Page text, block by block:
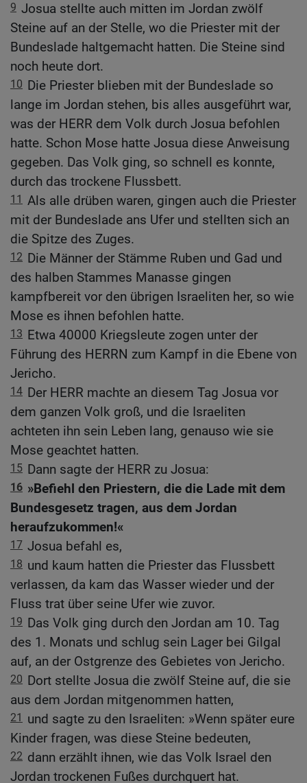
9 Josua stellte auch mitten im Jordan zwölf
Steine auf an der Stelle, wo die Priester mit der
Bundeslade haltgemacht hatten. Die Steine sind
noch heute dort.
10 Die Priester blieben mit der Bundeslade so
lange im Jordan stehen, bis alles ausgeführt war,
was der HERR dem Volk durch Josua befohlen
hatte. Schon Mose hatte Josua diese Anweisung
gegeben. Das Volk ging, so schnell es konnte,
durch das trockene Flussbett.
11 Als alle drüben waren, gingen auch die Priester
mit der Bundeslade ans Ufer und stellten sich an
die Spitze des Zuges.
12 Die Männer der Stämme Ruben und Gad und
des halben Stammes Manasse gingen
kampfbereit vor den übrigen Israeliten her, so wie
Mose es ihnen befohlen hatte.
13 Etwa 40000 Kriegsleute zogen unter der
Führung des HERRN zum Kampf in die Ebene von
Jericho.
14 Der HERR machte an diesem Tag Josua vor
dem ganzen Volk groß, und die Israeliten
achteten ihn sein Leben lang, genauso wie sie
Mose geachtet hatten.
15 Dann sagte der HERR zu Josua:
16 »Befiehl den Priestern, die die Lade mit dem
Bundesgesetz tragen, aus dem Jordan
heraufzukommen!«
17 Josua befahl es,
18 und kaum hatten die Priester das Flussbett
verlassen, da kam das Wasser wieder und der
Fluss trat über seine Ufer wie zuvor.
19 Das Volk ging durch den Jordan am 10. Tag
des 1. Monats und schlug sein Lager bei Gilgal
auf, an der Ostgrenze des Gebietes von Jericho.
20 Dort stellte Josua die zwölf Steine auf, die sie
aus dem Jordan mitgenommen hatten,
21
und sagte zu den Israeliten: »Wenn später eure
Kinder fragen, was diese Steine bedeuten,
22 dann erzählt ihnen, wie das Volk Israel den
Jordan trockenen Fußes durchquert hat.